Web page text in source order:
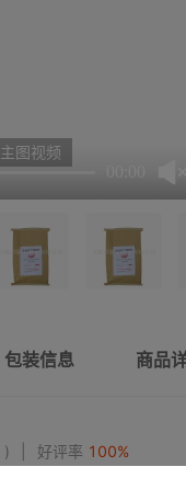
主图视频
包装信息 商品
好评率 100%